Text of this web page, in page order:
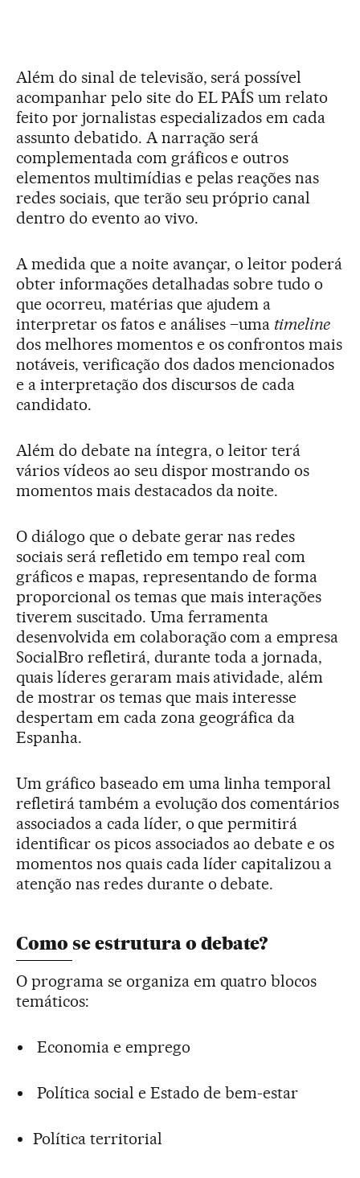
Além do sinal de televisão, será possível
acompanhar pelo site do EL PAÍS um relato
feito por jornalistas especializados em cada
assunto debatido. A narração será
complementada com gráficos e outros
elementos multimídias e pelas reações nas
redes sociais, que terão seu próprio canal
dentro do evento ao vivo.
A medida que a noite avançar, o leitor poderá
obter informações detalhadas sobre tudo o
que ocorreu, matérias que ajudem a
interpretar os fatos e análises –uma timeline
dos melhores momentos e os confrontos mais
notáveis, verificação dos dados mencionados
e a interpretação dos discursos de cada
candidato.
Além do debate na íntegra, o leitor terá
vários vídeos ao seu dispor mostrando os
momentos mais destacados da noite.
O diálogo que o debate gerar nas redes
sociais será refletido em tempo real com
gráficos e mapas, representando de forma
proporcional os temas que mais interações
tiverem suscitado. Uma ferramenta
desenvolvida em colaboração com a empresa
SocialBro refletirá, durante toda a jornada,
quais líderes geraram mais atividade, além
de mostrar os temas que mais interesse
despertam em cada zona geográfica da
Espanha.
Um gráfico baseado em uma linha temporal
refletirá também a evolução dos comentários
associados a cada líder, o que permitirá
identificar os picos associados ao debate e os
momentos nos quais cada líder capitalizou a
atenção nas redes durante o debate.
Como se estrutura o debate?
O programa se organiza em quatro blocos
temáticos:
Economia e emprego
Política social e Estado de bem-estar
Política territorial